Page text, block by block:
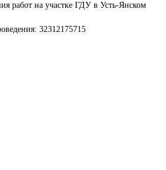
работ на участке ГДУ в Усть-Янском
32312175715